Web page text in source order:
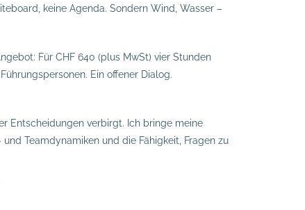
keine Agenda. Sondern Wind, Wasser –
Für CHF 640 (plus MwSt) vier Stunden
Ein offener Dialog.
Entscheidungen verbirgt. Ich bringe meine
Teamdynamiken und die Fähigkeit, Fragen zu